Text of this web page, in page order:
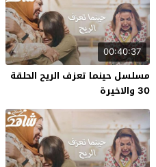
00:40:37
مسلسل حينما تعزف الريح الحلقة
30 والاخيرة